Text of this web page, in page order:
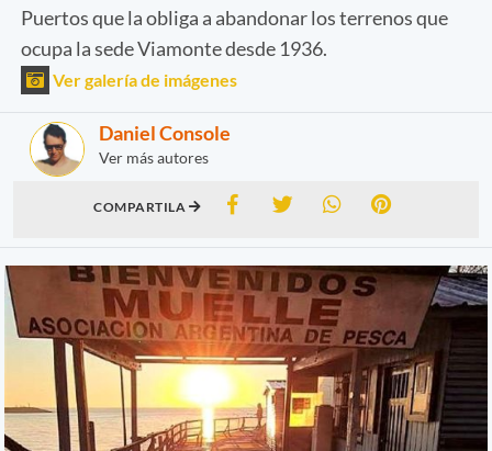
Puertos que la obliga a abandonar los terrenos que
ocupa la sede Viamonte desde 1936.
Ver galería de imágenes
Daniel Console
Ver más autores
COMPARTILA